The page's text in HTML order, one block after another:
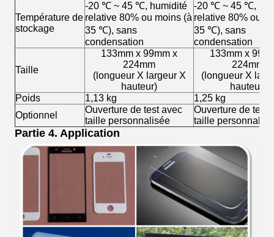
Température de
stockage
-20 ℃ ~ 45 ℃, humidité
relative 80% ou moins (à
35 ℃), sans
condensation
-20 ℃ ~ 45 ℃,
relative 80% ou
35 ℃), sans
condensation
Taille
133mm x 99mm x
224mm
(longueur X largeur X
hauteur)
133mm x
224mm
(longueur X
hauteur)
Poids
1,13 kg
1,25 kg
Optionnel
Ouverture de test avec
taille personnalisée
Ouverture de test
taille
Partie 4. Application